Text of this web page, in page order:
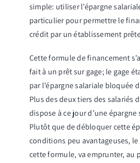
simple: utiliser l’épargne
particulier pour permettre le
crédit par un établissement
Cette formule de financement
fait à un prêt sur gage; le gage
par l’épargne salariale bloquée
Plus des deux tiers des salariés
dispose à ce jour d’une épargne
Plutôt que de débloquer cette
conditions peu avantageuses, le
cette formule, va emprunter, au